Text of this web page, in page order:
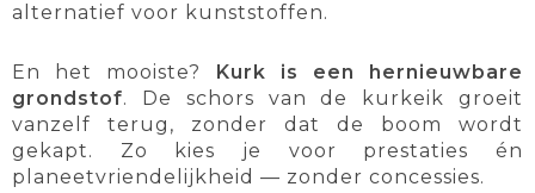
alternatief voor kunststoffen.
En het mooiste?
Kurk is een hernieuwbare
grondstof. De schors van de kurkeik groeit
vanzelf terug, zonder dat de boom wordt
gekapt. Zo kies je voor prestaties én
planeetvriendelijkheid — zonder concessies.